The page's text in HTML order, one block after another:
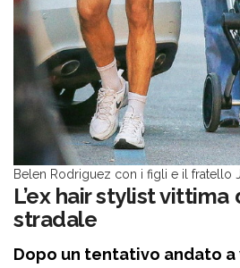
Belen Rodriguez con i figli e il fratello
L’ex hair stylist
stradale
Dopo un tentativo andato